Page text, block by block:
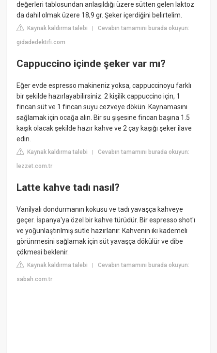
değerleri tablosundan anlaşıldığı üzere sütten gelen laktoz
da dahil olmak üzere 18,9 gr. Şeker içerdiğini belirtelim.
Kaynak kaldırma talebi |Cevabın tamamını burada okuyun:
gidadedektifi.com
Cappuccino içinde şeker var mı?
Eğer evde espresso makineniz yoksa, cappuccinoyu farklı
bir şekilde hazırlayabilirsiniz. 2 kişilik cappuccino için, 1
fincan süt ve 1 fincan suyu cezveye dökün. Kaynamasını
sağlamak için ocağa alın. Bir su şişesine fincan başına 1.5
kaşık olacak şekilde hazır kahve ve 2 çay kaşığı şeker ilave
edin.
Kaynak kaldırma talebi |Cevabın tamamını burada okuyun:
lezzet.com.tr
Latte kahve tadı nasıl?
Vanilyalı dondurmanın kokusu ve tadı yavaşça kahveye
geçer. İspanya'ya özel bir kahve türüdür. Bir espresso shot'ı
ve yoğunlaştırılmış sütle hazırlanır. Kahvenin iki kademeli
görünmesini sağlamak için süt yavaşça dökülür ve dibe
çökmesi beklenir.
Kaynak kaldırma talebi |Cevabın tamamını burada okuyun:
sabah.com.tr